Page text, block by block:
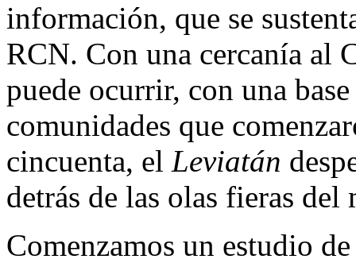
información, que se
RCN. Con una cercanía al
puede ocurrir, con una
comunidades que
cincuenta, el Leviatán
detrás de las olas fieras del
Comenzamos un estudio